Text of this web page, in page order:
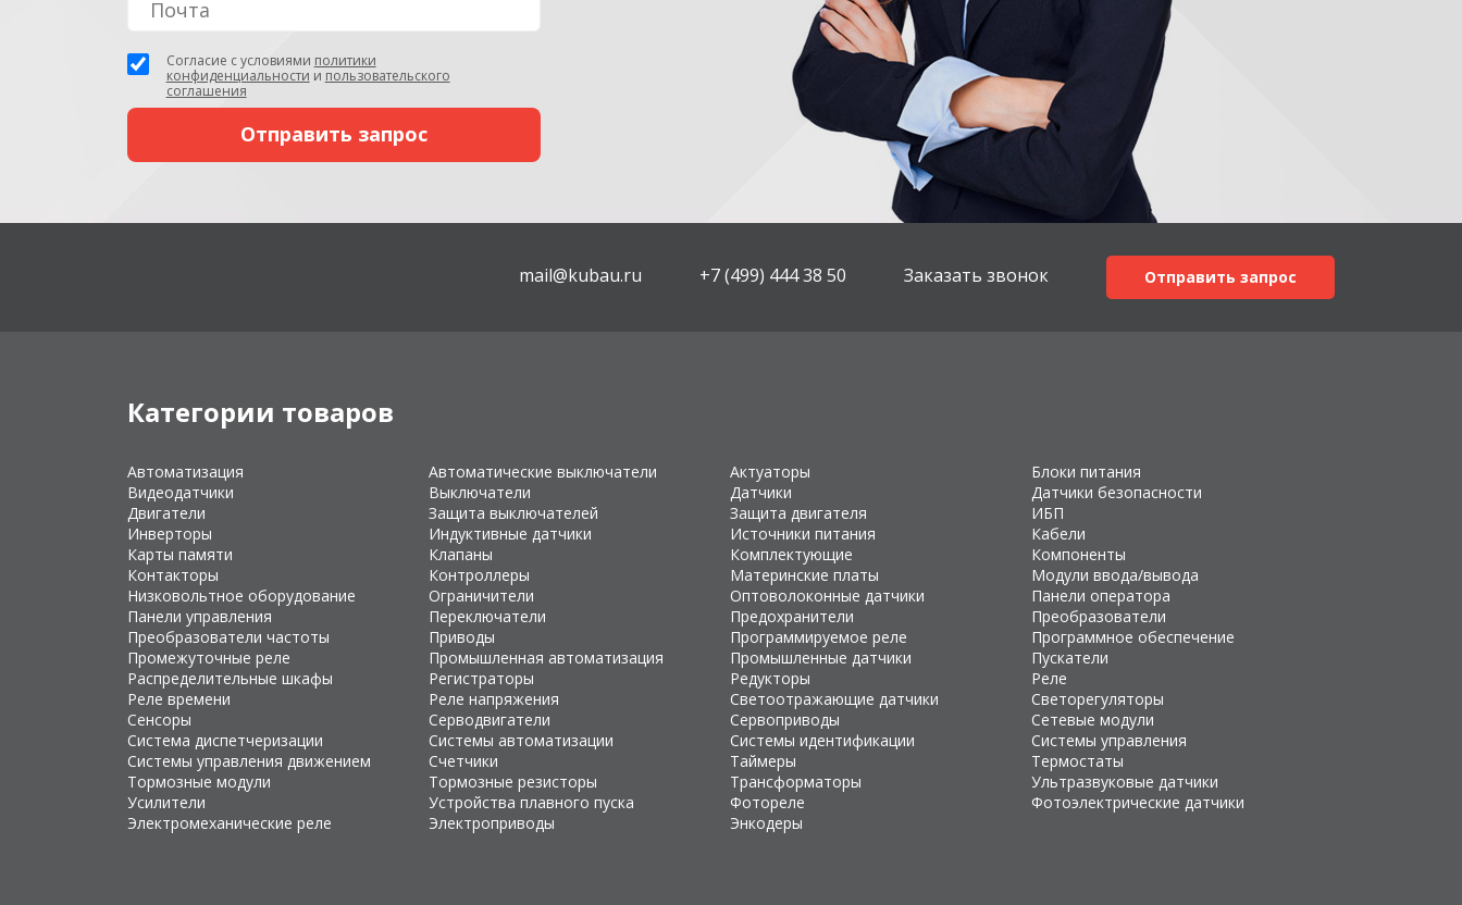
Согласие с условиями политики
конфиденциальности и пользовательского
соглашения
mail@kubau.ru +7 (499) 444 38 50 Заказать звонок Отправить запрос
Категории товаров
Автоматизация Автоматические выключатели Актуаторы
Блоки питания
Видеодатчики
Выключатели Датчики
Датчики безопасности
Двигатели
Защита выключателей Защита двигателя
ИБП
Инверторы
Индуктивные датчики Источники питания
Кабели
Карты памяти
Клапаны Комплектующие
Компоненты
Контакторы
Контроллеры Материнские платы
Модули ввода/вывода
Низковольтное оборудование
Ограничители Оптоволоконные датчики
Панели оператора
Панели управления
Переключатели Предохранители
Преобразователи
Преобразователи частоты
Приводы Программируемое реле
Программное обеспечение
Промежуточные реле
Промышленная автоматизация Промышленные датчики
Пускатели
Распределительные шкафы
Регистраторы Редукторы
Реле
Реле времени
Реле напряжения Светоотражающие датчики
Светорегуляторы
Сенсоры
Серводвигатели Сервоприводы
Сетевые модули
Система диспетчеризации
Системы автоматизации Системы идентификации
Системы управления
Системы управления движением
Счетчики Таймеры
Термостаты
Тормозные модули
Тормозные резисторы Трансформаторы
Ультразвуковые датчики
Усилители
Устройства плавного пуска Фотореле
Фотоэлектрические датчики
Электромеханические реле
Электроприводы Энкодеры